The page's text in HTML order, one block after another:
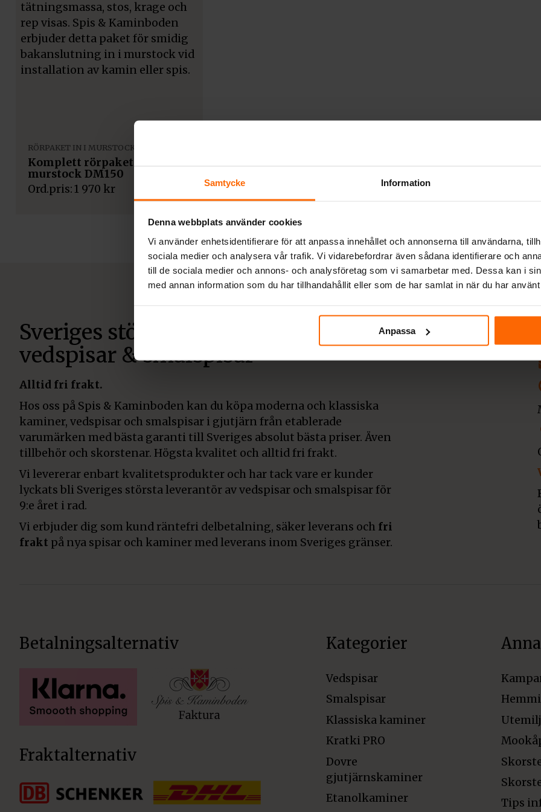
Samtycke Information
Denna webbplats använder cookies
Vi använder enhetsidentifierare för att anpassa innehållet och annonserna till användarna,
sociala medier och analysera vår trafik. Vi vidarebefordrar även sådana identifierare och
till de sociala medier och annons- och analysföretag som vi samarbetar med. Dessa kan i
med annan information som du har tillhandahållit eller som de har samlat in när du har använt
Anpassa
RÖRPAKET IN I MURSTOCK
Komplett rörpaket in i
murstock DM150
1 970 kr
Sveriges största återförsäljare av
vedspisar & smalspisar
Alltid fri frakt.
Hos oss på Spis & Kaminboden kan du köpa moderna och klassiska
kaminer, vedspisar och smalspisar i gjutjärn från etablerade
varumärken med bästa garanti till Sveriges absolut bästa priser. Även
tillbehör och skorstenar. Högsta kvalitet och alltid fri frakt.
Vi levererar enbart kvalitetsprodukter och har tack vare er kunder
lyckats bli Sveriges största leverantör av vedspisar och smalspisar för
9:e året i rad.
Vi erbjuder dig som kund räntefri delbetalning, säker leverans och fri
frakt på nya spisar och kaminer med leverans inom Sveriges gränser.
Betalningsalternativ
Fraktalternativ
Kategorier
Vedspisar
Smalspisar
Klassiska kaminer
Kratki PRO
Dovre
gjutjärnskaminer
Etanolkaminer
Tips